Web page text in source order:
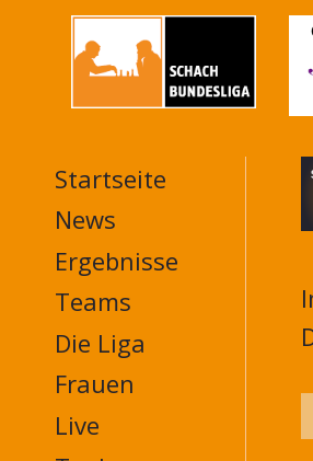
MAIN
NAVIGATION
FOOTER
Startseite
News
Ergebnisse
Teams
Die Liga
Frauen
Live